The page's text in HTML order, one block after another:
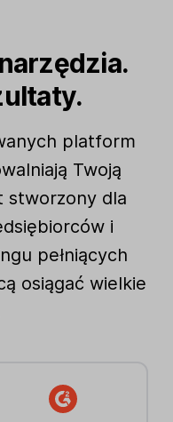
platform
Twoją
stworzony dla
i
pełniących
osiągać wielkie